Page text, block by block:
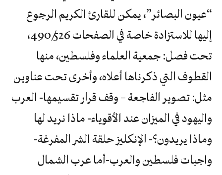
“عيون البصائر”، يمكن للقارئ الكريم الرجوع
إليها للاستزادة خاصة في الصفحات 490/526،
تحت فصل: جمعية العلماء وفلسطين، منها
القطوف التي ذكرناها أعلاه، وأخرى تحت عناوين
مثل: تصوير الفاجعة – وقف قرار تقسيمها- العرب
واليهود في الميزان عند الأقوياء- ماذا نريد لها
وماذا يريدون؟- الإنكليز حلقة الشر المفرغة-
واجبات فلسطين والعرب-أما عرب الشمال